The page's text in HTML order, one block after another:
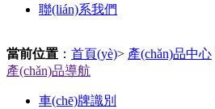
聯(lián)系我們
當前位置 ： 首頁(yè)> 產(chǎn)品中心
產(chǎn)品導航
車(chē)牌識別